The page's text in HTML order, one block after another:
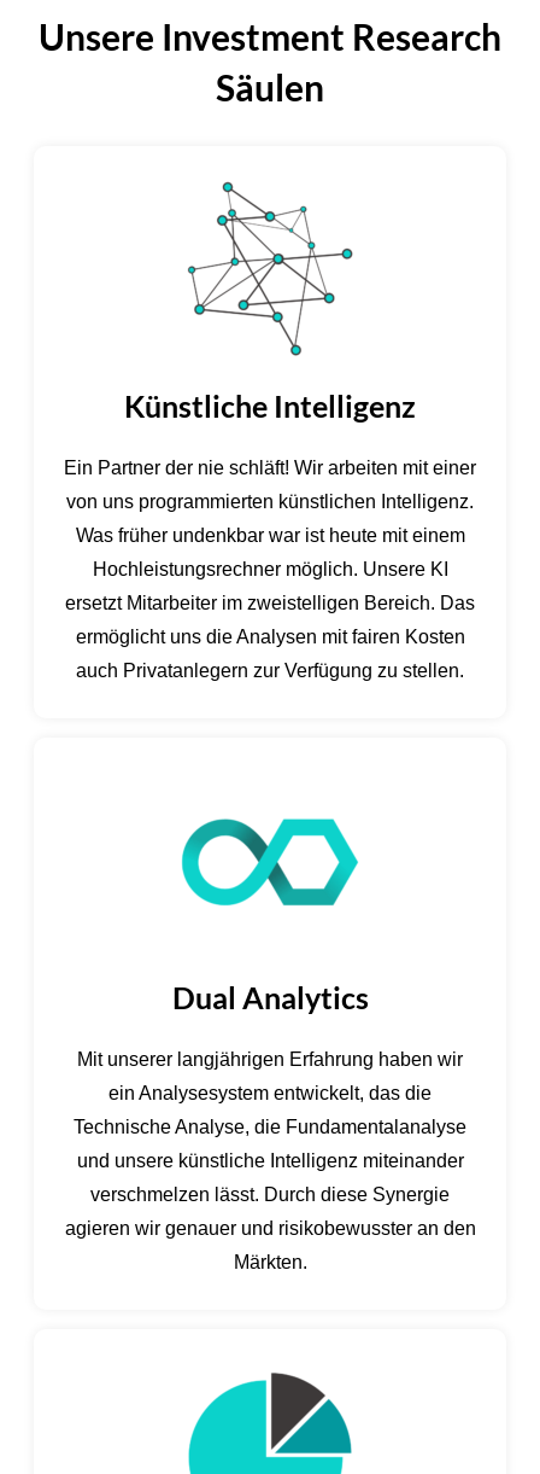
Unsere Investment Research
Säulen
Künstliche Intelligenz
Ein Partner der nie schläft! Wir arbeiten mit einer
von uns programmierten künstlichen Intelligenz.
Was früher undenkbar war ist heute mit einem
Hochleistungsrechner möglich. Unsere KI
ersetzt Mitarbeiter im zweistelligen Bereich. Das
ermöglicht uns die Analysen mit fairen Kosten
auch Privatanlegern zur Verfügung zu stellen.
Dual Analytics
Mit unserer langjährigen Erfahrung haben wir
ein Analysesystem entwickelt, das die
Technische Analyse, die Fundamentalanalyse
und unsere künstliche Intelligenz miteinander
verschmelzen lässt. Durch diese Synergie
agieren wir genauer und risikobewusster an den
Märkten.